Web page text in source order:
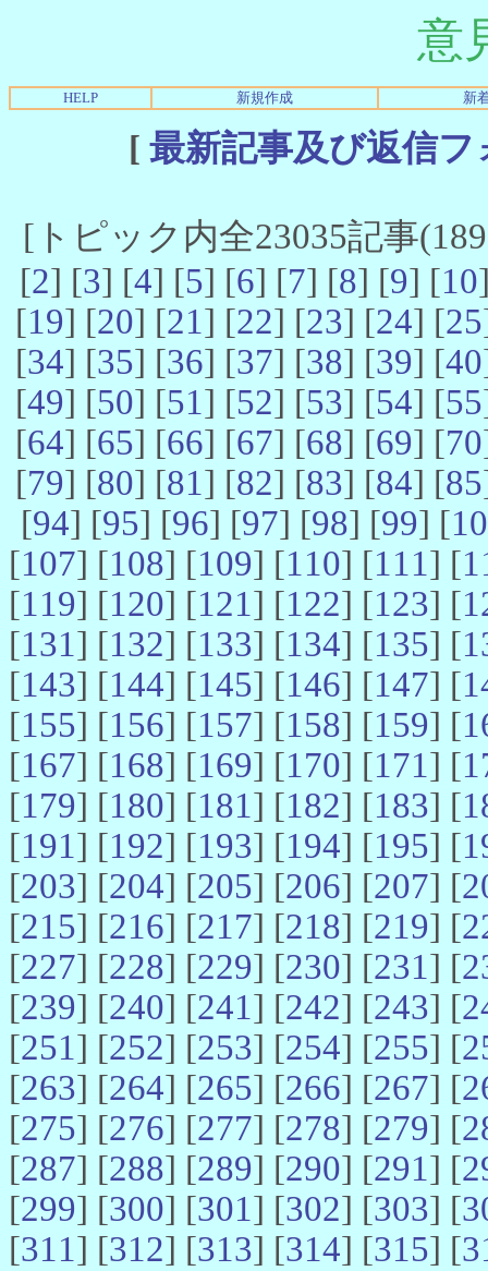
意
HELP 新規作成 新
[ 最新記事及び返信
[トピック内全23035記事
[2] [3] [4] [5] [6] [7] [8] [9] [10
[19] [20] [21] [22] [23] [24] [25
[34] [35] [36] [37] [38] [39] [40
[49] [50] [51] [52] [53] [54] [55
[64] [65] [66] [67] [68] [69] [70
[79] [80] [81] [82] [83] [84] [85
[94] [95] [96] [97] [98] [99] [
[107] [108] [109] [110] [111] [
[119] [120] [121] [122] [123] [
[131] [132] [133] [134] [135] [
[143] [144] [145] [146] [147] [
[155] [156] [157] [158] [159] [
[167] [168] [169] [170] [171] [
[179] [180] [181] [182] [183] [
[191] [192] [193] [194] [195] [
[203] [204] [205] [206] [207] [
[215] [216] [217] [218] [219] [
[227] [228] [229] [230] [231] [
[239] [240] [241] [242] [243] [
[251] [252] [253] [254] [255] [
[263] [264] [265] [266] [267] [
[275] [276] [277] [278] [279] [
[287] [288] [289] [290] [291] [
[299] [300] [301] [302] [303] [
[311] [312] [313] [314] [315] [